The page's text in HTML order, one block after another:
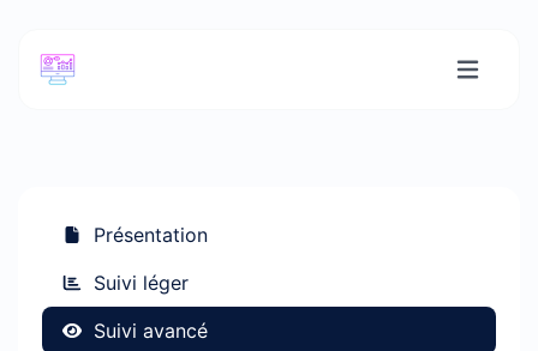
Présentation
Suivi léger
Suivi avancé